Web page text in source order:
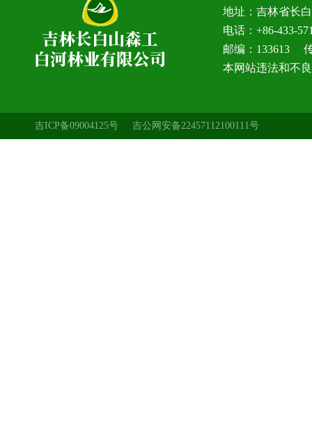
地址：吉林省长
电话：+86-433-
邮编：133613 传
本网站违法和不
吉ICP备09004125号 吉公网安备22457112100111号